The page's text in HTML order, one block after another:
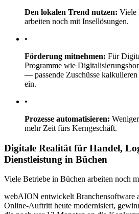
Den lokalen Trend nutzen: Viele
arbeiten noch mit Insellösungen.
•
Förderung mitnehmen: Für
Programme wie
— passende Zuschüsse
ein.
•
Prozesse automatisieren:
mehr Zeit fürs Kerngeschäft.
Digitale Realität für Handel,
Dienstleistung in Büchen
Viele Betriebe in Büchen arbeiten noch
webAION entwickelt Branchensoftware
Online-Auftritt heute modernisiert,